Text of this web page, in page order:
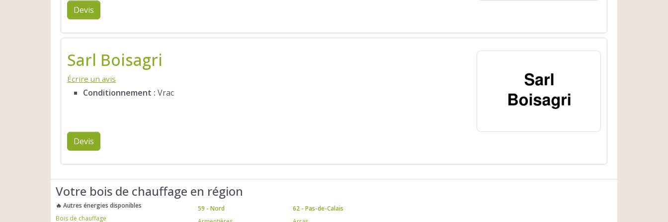
Devis
Sarl Boisagri
Écrire un avis
Conditionnement : Vrac
Devis
Votre bois de chauffage en région
🔥 Autres énergies disponibles
Bois de chauffage
59 - Nord
62 - Pas-de-Calais